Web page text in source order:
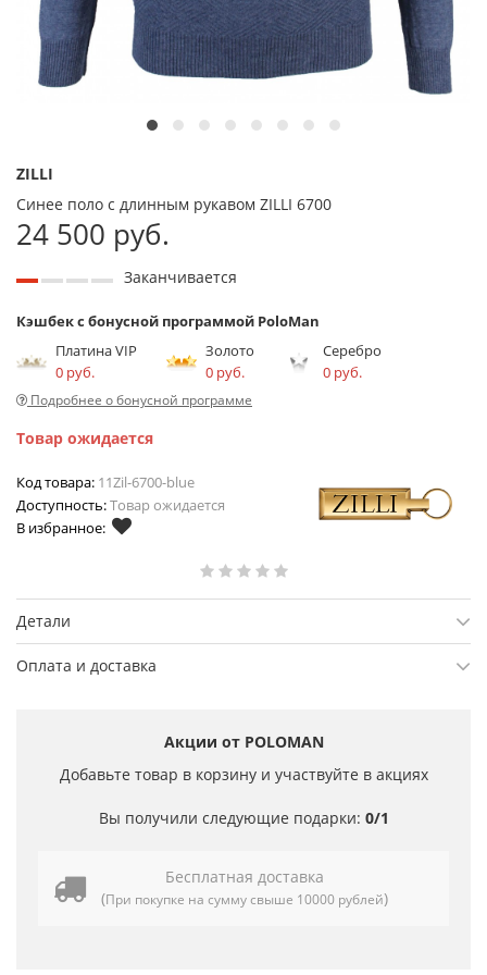
ZILLI
Синее поло с длинным рукавом ZILLI 6700
24 500 руб.
Заканчивается
Кэшбек с бонусной программой PoloMan
Платина VIP
0 руб.
Золото
0 руб.
Серебро
0 руб.
Подробнее о бонусной программе
Товар ожидается
Код товара: 11Zil-6700-blue
Доступность:Товар ожидается
В избранное:
Детали
Оплата и доставка
Акции от POLOMAN
Добавьте товар в корзину и участвуйте в акциях
Вы получили следующие подарки: 0/1
Бесплатная доставка
(При покупке на сумму свыше 10000 рублей)